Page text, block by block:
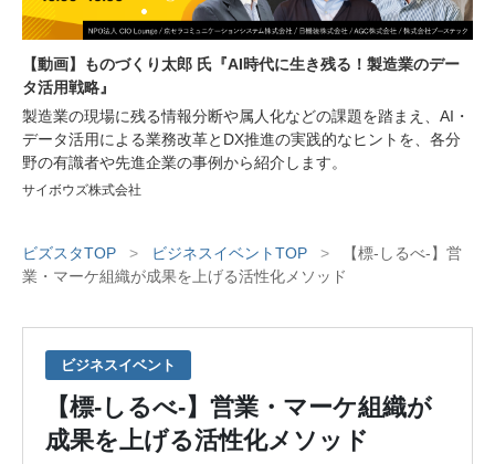
【動画】ものづくり太郎 氏『AI時代に生き残る！製造業のデー
タ活用戦略』
製造業の現場に残る情報分断や属人化などの課題を踏まえ、AI・
データ活用による業務改革とDX推進の実践的なヒントを、各分
野の有識者や先進企業の事例から紹介します。
サイボウズ株式会社
ビズスタTOP > ビジネスイベントTOP >
【標-しるべ-】営
業・マーケ組織が成果を上げる活性化メソッド
ビジネスイベント
【標-しるべ-】営業・マーケ組織が
成果を上げる活性化メソッド